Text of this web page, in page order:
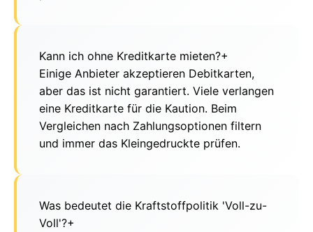
Kann ich ohne Kreditkarte mieten?+
Einige Anbieter akzeptieren Debitkarten,
aber das ist nicht garantiert. Viele verlangen
eine Kreditkarte für die Kaution. Beim
Vergleichen nach Zahlungsoptionen filtern
und immer das Kleingedruckte prüfen.
Was bedeutet die Kraftstoffpolitik 'Voll-zu-
Voll'?+